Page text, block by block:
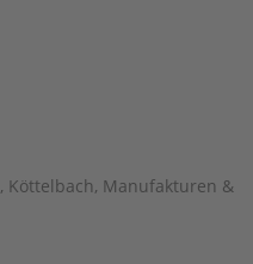
, Köttelbach, Manufakturen &